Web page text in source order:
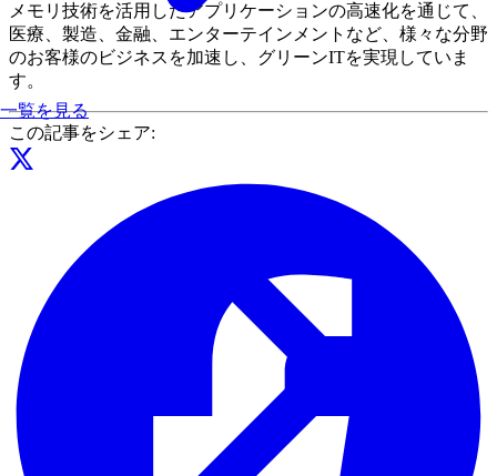
一覧を見る
メモリ技術を活用したアプリケーションの高速化を通じて、
医療、製造、金融、エンターテインメントなど、様々な分野
のお客様のビジネスを加速し、グリーンITを実現していま
す。
この記事をシェア: